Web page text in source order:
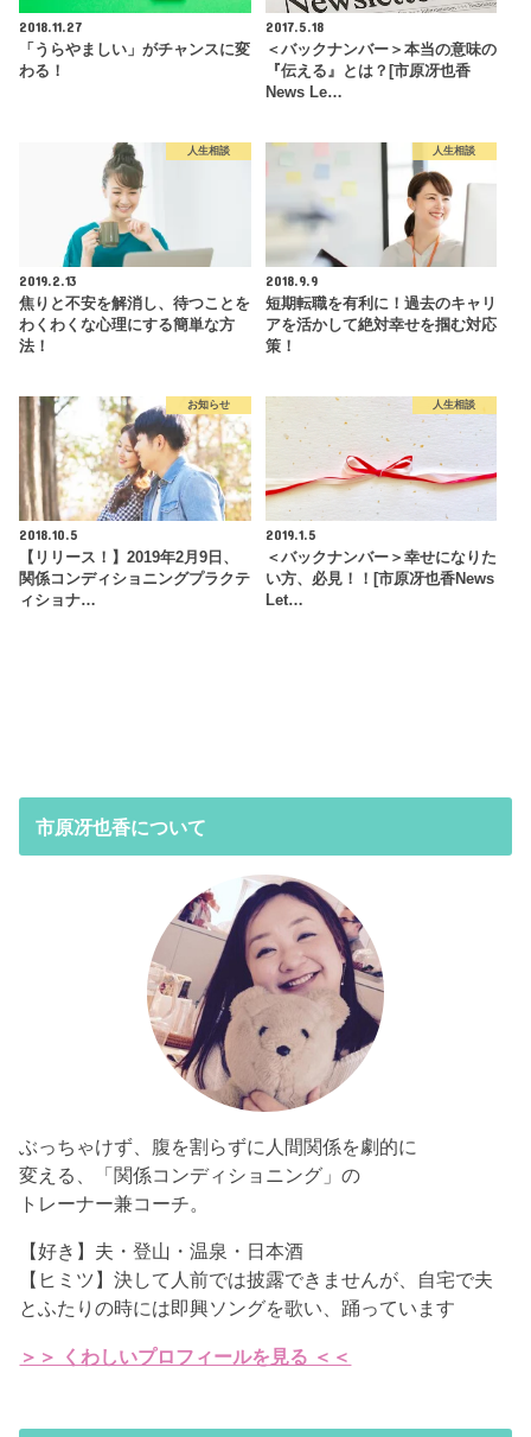
2018.11.27
「うらやましい」がチャンスに変
わる！
2017.5.18
＜バックナンバー＞本当の意味の
『伝える』とは？[市原冴也香
News Le…
人生相談
2019.2.13
焦りと不安を解消し、待つことを
わくわくな心理にする簡単な方
法！
人生相談
2018.9.9
短期転職を有利に！過去のキャリ
アを活かして絶対幸せを掴む対応
策！
お知らせ
2018.10.5
【リリース！】2019年2月9日、
関係コンディショニングプラクテ
ィショナ…
人生相談
2019.1.5
＜バックナンバー＞幸せになりた
い方、必見！！[市原冴也香News
Let…
市原冴也香について
ぶっちゃけず、腹を割らずに人間関係を劇的に
変える、「関係コンディショニング」の
トレーナー兼コーチ。
【好き】夫・登山・温泉・日本酒
【ヒミツ】決して人前では披露できませんが、自宅で夫
とふたりの時には即興ソングを歌い、踊っています
＞＞ くわしいプロフィールを見る ＜＜